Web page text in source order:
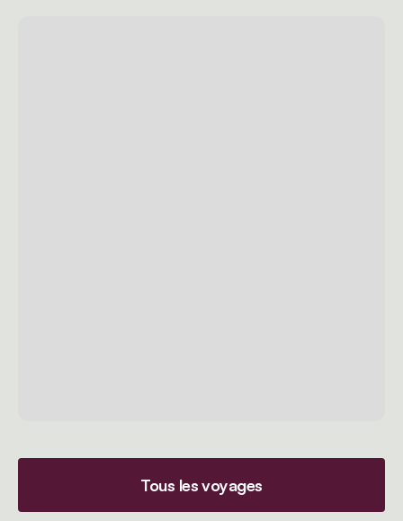
Tous les voyages